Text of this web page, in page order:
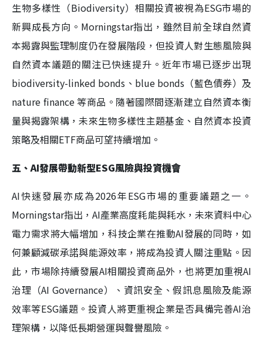
生物多樣性（Biodiversity）相關投資被視為ESG市場的
新興成長方向。Morningstar指出，雖然目前全球自然資
本揭露與監理制度仍在發展階段，但投資人對生態風險與
自然資本議題的關注已快速提升。近年市場已逐步出現
biodiversity-linked bonds、blue bonds（藍色債券）及
nature finance 等商品。隨著國際間逐漸建立自然資本衡
量與揭露架構，未來生物多樣性主題基金、自然資本投資
策略及相關ETF商品可望持續增加。
五、AI發展帶動新型ESG風險與投資機會
AI快速發展亦成為2026年ESG市場的重要議題之一。
Morningstar指出，AI產業高度耗能與耗水，未來資料中心
電力需求將大幅增加，科技企業在推動AI發展的同時，如
何兼顧減碳承諾與能源效率，將成為投資人關注重點。因
此，市場除持續發展AI相關投資商品外，也將更加重視AI
治理（AI Governance）、資訊安全、假訊息風險及能源
效率等ESG議題。投資人將更重視企業是否具備完善AI治
理架構，以降低長期營運與聲譽風險。